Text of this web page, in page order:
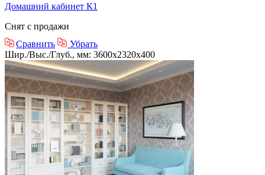
Домашний кабинет К1
Снят с продажи
Сравнить
Убрать
Шир./Выс./Глуб., мм: 3600x2320x400